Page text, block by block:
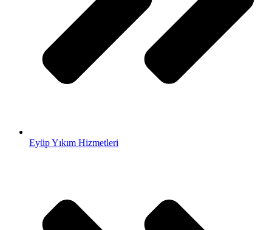
Eyüp Yıkım Hizmetleri